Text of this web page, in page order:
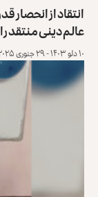
انتقاد از
عالم دینی منتقد
۱۰ دلو ۱۴۰۳ - ۲۹ جنوری ۲۰۲۵